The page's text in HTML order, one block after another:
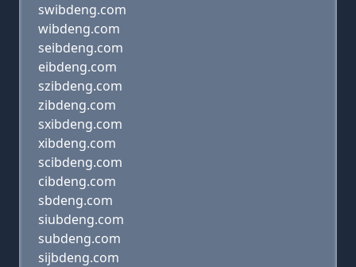
swibdeng.com
wibdeng.com
seibdeng.com
eibdeng.com
szibdeng.com
zibdeng.com
sxibdeng.com
xibdeng.com
scibdeng.com
cibdeng.com
sbdeng.com
siubdeng.com
subdeng.com
sijbdeng.com